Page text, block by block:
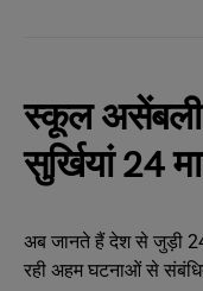
स्कूल असेंबली
सुर्खियां 24
अब जानते हैं देश से जुड़ी
रही अहम घटनाओं से